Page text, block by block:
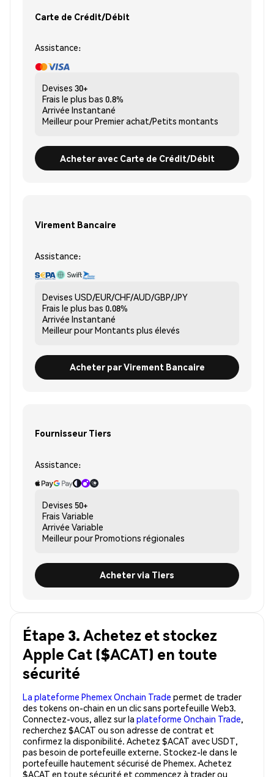
Carte de Crédit/Débit
Assistance:
Devises 30+
Frais le plus bas 0.8%
Arrivée Instantané
Meilleur pourPremier achat/Petits montants
Acheter avec Carte de Crédit/Débit
Virement Bancaire
Assistance:
Devises USD/EUR/CHF/AUD/GBP/JPY
Frais le plus bas 0.08%
Arrivée Instantané
Meilleur pourMontants plus élevés
Acheter par Virement Bancaire
Fournisseur Tiers
Assistance:
Devises 50+
Frais Variable
Arrivée Variable
Meilleur pourPromotions régionales
Acheter via Tiers
Étape 3. Achetez et stockez
Apple Cat ($ACAT) en toute
sécurité
La plateforme Phemex Onchain Trade permet de trader
des tokens on-chain en un clic sans portefeuille Web3.
Connectez-vous, allez sur la plateforme Onchain Trade,
recherchez $ACAT ou son adresse de contrat et
confirmez la disponibilité. Achetez $ACAT avec USDT,
pas besoin de portefeuille externe. Stockez-le dans le
portefeuille hautement sécurisé de Phemex. Achetez
$ACAT en toute sécurité et commencez à trader ou